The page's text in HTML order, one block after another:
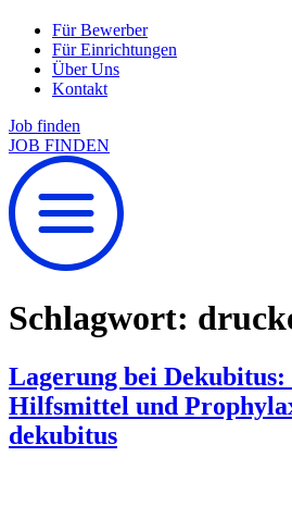
Für Bewerber
Für Einrichtungen
Über Uns
Kontakt
Job finden
JOB FINDEN
Schlagwort:
Lagerung bei Dekubitus:
Hilfsmittel und
dekubitus